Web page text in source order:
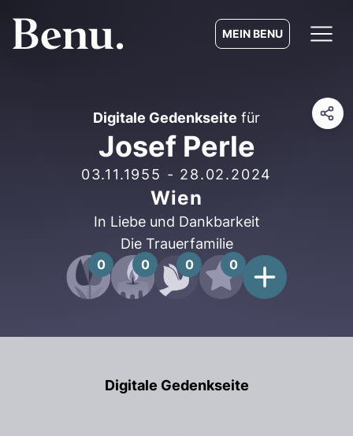
MEIN BENU
Digitale Gedenkseite für
Josef Perle
03.11.1955 - 28.02.2024
Wien
In Liebe und Dankbarkeit
Die Trauerfamilie
0 0 0 0
Digitale Gedenkseite